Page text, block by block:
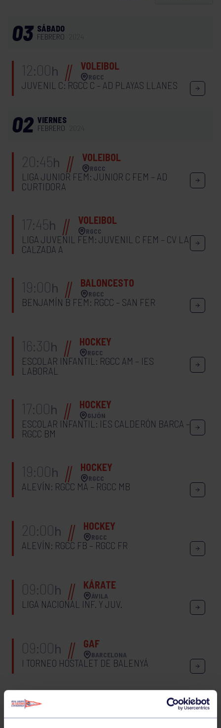
03 SÁBADO
FEBRERO
12:00h VOLEIBOL
RGCC
JUVENIL C: RGCC C – AD PLAYAS LLANES
02 VIERNES
FEBRERO
20:45h VOLEIBOL
RGCC
LIGA JUNIOR FEM: JUNIOR C FEM – AD
CURTIDORA
17:45h VOLEIBOL
RGCC
LIGA JUVENIL FEM: JUVENIL C FEM – CV LA
CALZADA A
19:00h BALONCESTO
RGCC
BENJAMÍN B FEM: RGCC – SAN FER
16:30h HOCKEY
RGCC
ESCOLAR INFANTIL: RGCC AM – IES
LABORAL
17:00h HOCKEY
GIJÓN
ESCOLAR INFANTIL: IES CALDERÓN BARCA –
RGCC BM
19:00h HOCKEY
RGCC
ALEVÍN: RGCC MA – RGCC MB
20:00h HOCKEY
RGCC
ALEVÍN: RGCC FB – RGCC FR
09:00h KÁRATE
ÁVILA
LIGA NACIONAL INF. Y JUV.
09:00h GAF
BARCELONA
I TORNEO HOSTALET DE BALENYÁ
09:00
CTO ESPAÑA SUB 23